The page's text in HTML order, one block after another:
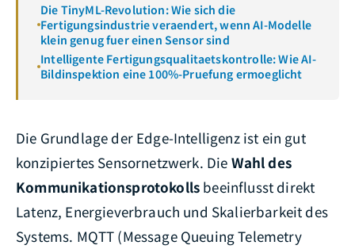
Die TinyML-Revolution: Wie sich die
Fertigungsindustrie veraendert, wenn AI-Modelle
klein genug fuer einen Sensor sind
Intelligente Fertigungsqualitaetskontrolle: Wie AI-
Bildinspektion eine 100%-Pruefung ermoeglicht
Die Grundlage der Edge-Intelligenz ist ein gut
konzipiertes Sensornetzwerk. Die Wahl des
Kommunikationsprotokolls beeinflusst direkt
Latenz, Energieverbrauch und Skalierbarkeit des
Systems. MQTT (Message Queuing Telemetry